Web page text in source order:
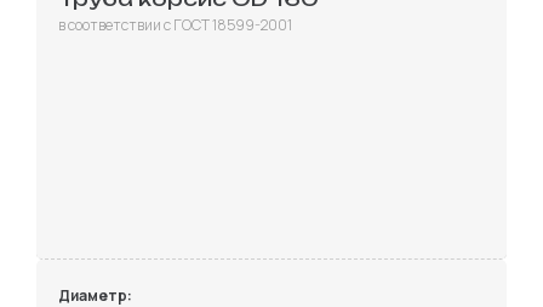
в соответствии с ГОСТ 18599-2001
Диаметр: